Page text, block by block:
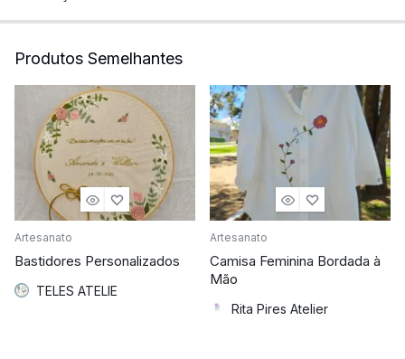
Produtos Semelhantes
Artesanato
Bastidores Personalizados
TELES ATELIE
Artesanato
Camisa Feminina Bordada à
Mão
Rita Pires Atelier